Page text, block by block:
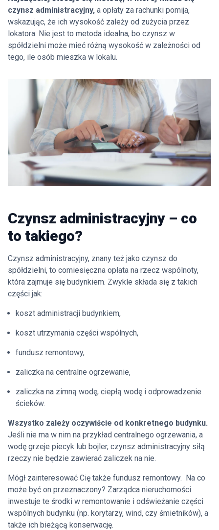
czynsz administracyjny, a opłaty za rachunki pomija,
wskazując, że ich wysokość zależy od zużycia przez
lokatora. Nie jest to metoda idealna, bo czynsz w
spółdzielni może mieć różną wysokość w zależności od
tego, ile osób mieszka w lokalu.
Czynsz administracyjny – co
to takiego?
Czynsz administracyjny, znany też jako czynsz do
spółdzielni, to comiesięczna opłata na rzecz wspólnoty,
która zajmuje się budynkiem. Zwykle składa się z takich
części jak:
koszt administracji budynkiem,
koszt utrzymania części wspólnych,
fundusz remontowy,
zaliczka na centralne ogrzewanie,
zaliczka na zimną wodę, ciepłą wodę i odprowadzenie
ścieków.
Wszystko zależy oczywiście od konkretnego budynku.
Jeśli nie ma w nim na przykład centralnego ogrzewania, a
wodę grzeje piecyk lub bojler, czynsz administracyjny siłą
rzeczy nie będzie zawierać zaliczek na nie.
Mógł zainteresować Cię także fundusz remontowy. Na co
może być on przeznaczony? Zarządca nieruchomości
inwestuje te środki w remontowanie i odświeżanie części
wspólnych budynku (np. korytarzy, wind, czy śmietników), a
także ich bieżącą konserwację.